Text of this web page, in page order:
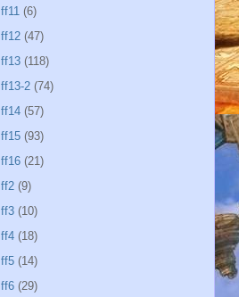
ff11 (6)
ff12 (47)
ff13 (118)
ff13-2 (74)
ff14 (57)
ff15 (93)
ff16 (21)
ff2 (9)
ff3 (10)
ff4 (18)
ff5 (14)
ff6 (29)